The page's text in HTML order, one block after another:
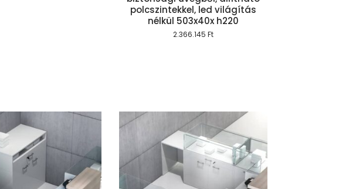
polcszintekkel, led világítás
nélkül 503x40x h220
2.366.145Ft